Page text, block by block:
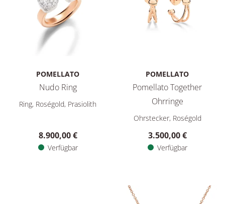
POMELLATO
Nudo Ring
Pomellato Nudo Ring, Ref: PAC4020O6WHRDB0PA, Preis:
Ring, Roségold, Prasiolith
8.900,00 €
Verfügbar
POMELLATO
Pomellato Together
Ohrringe
Pomellato Pomellato
Ohrstecker, Roségold
3.500,00 €
Verfügbar